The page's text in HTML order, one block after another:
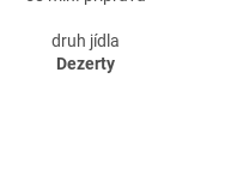
druh jídla
Dezerty